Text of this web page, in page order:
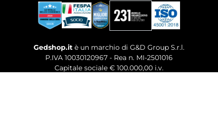
Gedshop.it è un marchio di G&D Group S.r.l.
P.IVA 10030120967 - Rea n. MI-2501016
Capitale sociale € 100.000,00 i.v.